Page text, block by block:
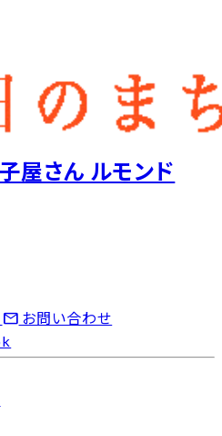
屋さん ルモンド
email お問い合わせ